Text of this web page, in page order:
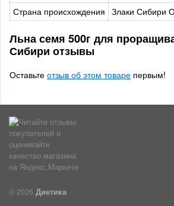
Страна происхождения Злаки Сибири
Льна семя 500г для
Сибири отзывы
Оставьте отзыв об этом товаре первым!
© 2026 Диетика